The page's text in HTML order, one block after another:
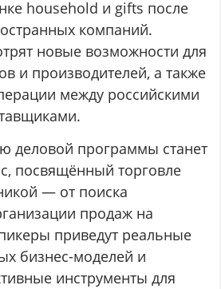
household и gifts после
компаний.
новые возможности для
и производителей, а также
между российскими
деловой программы станет
посвящённый торговле
— от поиска
продаж на
приведут реальные
бизнес-моделей и
инструменты для